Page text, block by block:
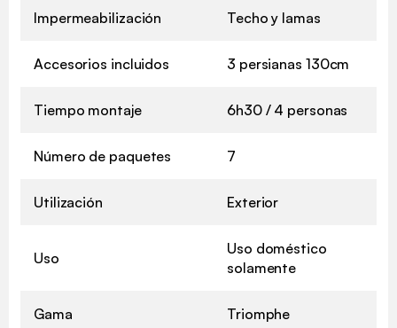
Impermeabilización Techo y lamas
Accesorios incluidos 3 persianas 130cm
Tiempo montaje 6h30 / 4 personas
Número de paquetes 7
Utilización Exterior
Uso
Uso doméstico
solamente
Gama Triomphe